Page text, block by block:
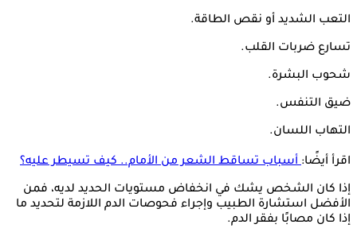
التعب الشديد أو نقص الطاقة.
تسارع ضربات القلب.
شحوب البشرة.
ضيق التنفس.
التهاب اللسان.
اقرأ أيضًا:أسباب تساقط الشعر من الأمام.. كيف تسيطر عليه؟
إذا كان الشخص يشك في انخفاض مستويات الحديد لديه، فمن
الأفضل استشارة الطبيب وإجراء فحوصات الدم اللازمة لتحديد ما
إذا كان مصابًا بفقر الدم.